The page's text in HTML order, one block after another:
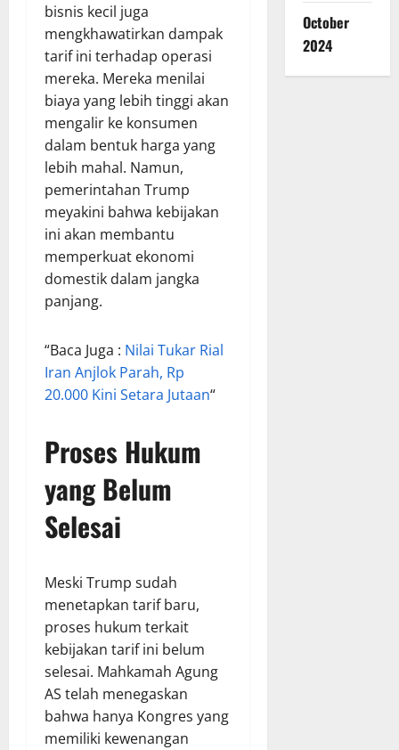
bisnis kecil juga
mengkhawatirkan dampak
tarif ini terhadap operasi
mereka. Mereka menilai
biaya yang lebih tinggi akan
mengalir ke konsumen
dalam bentuk harga yang
lebih mahal. Namun,
pemerintahan Trump
meyakini bahwa kebijakan
ini akan membantu
memperkuat ekonomi
domestik dalam jangka
panjang.
“Baca Juga : Nilai Tukar Rial
Iran Anjlok Parah, Rp
20.000 Kini Setara Jutaan“
Proses Hukum
yang Belum
Selesai
Meski Trump sudah
menetapkan tarif baru,
proses hukum terkait
kebijakan tarif ini belum
selesai. Mahkamah Agung
AS telah menegaskan
bahwa hanya Kongres yang
memiliki kewenangan
October
2024